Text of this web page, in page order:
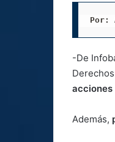
Por:
-De
acciones
Además,